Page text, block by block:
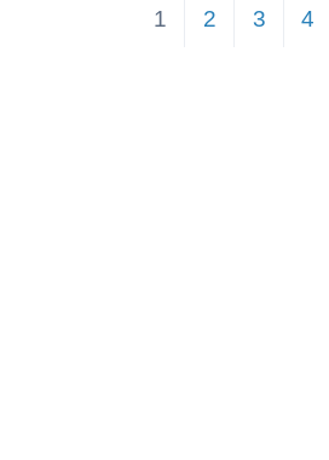
1 2 3 4